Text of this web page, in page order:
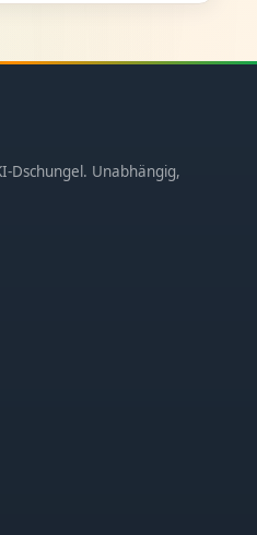
Dschungel. Unabhängig,